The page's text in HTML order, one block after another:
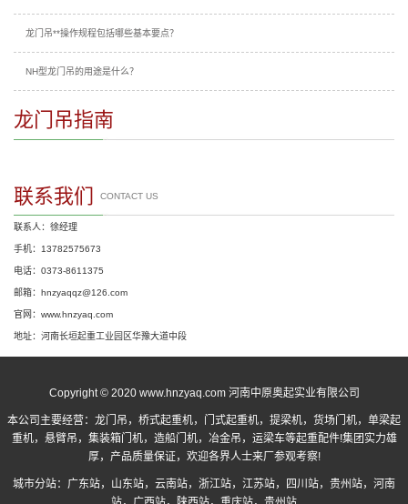
龙门吊**操作规程包括哪些基本要点？
NH型龙门吊的用途是什么？
龙门吊指南
联系我们 CONTACT US
联系人：徐经理
手机：13782575673
电话：0373-8611375
邮箱：hnzyaqqz@126.com
官网：www.hnzyaq.com
地址：河南长垣起重工业园区华豫大道中段
Copyright © 2020 www.hnzyaq.com 河南中原奥起实业有限公司
本公司主要经营： 龙门吊 ， 桥式起重机， 门式起重机，提梁机，货场门机，单梁起
重机，悬臂吊，集装箱门机，造船门机，冶金吊，运梁车等起重配件!集团实力雄
厚，产品质量保证，欢迎各界人士来厂参观考察!
城市分站： 广东站， 山东站， 云南站， 浙江站， 江苏站， 四川站， 贵州站， 河南